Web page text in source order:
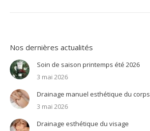
Nos dernières actualités
Soin de saison printemps été 2026
3 mai 2026
Drainage manuel esthétique du corps
3 mai 2026
Drainage esthétique du visage